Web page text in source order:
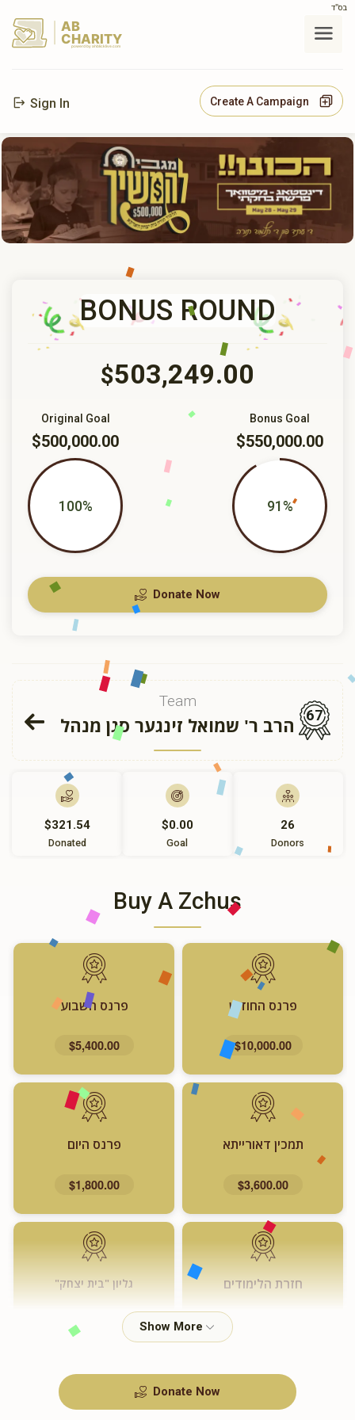
בס"ד
AB
CHARITY
powerd by ahblicklive.com
Sign In Create A Campaign
BONUS ROUND
$503,249.00
Bonus Goal
$550,000.00
91%
Original Goal
$500,000.00
100%
Donate Now
Team
הרב ר' שמואל זינגער סגן מנהל 67
$321.54
Donated
$0.00
Goal
26
Donors
Buy A Zchus
פרנס החודש
$10,000.00
פרנס השבוע
$5,400.00
תמכין דאורייתא
$3,600.00
פרנס היום
$1,800.00
חזרת הלימודים גליון "בית יצחק"
$720.00
Donate Now